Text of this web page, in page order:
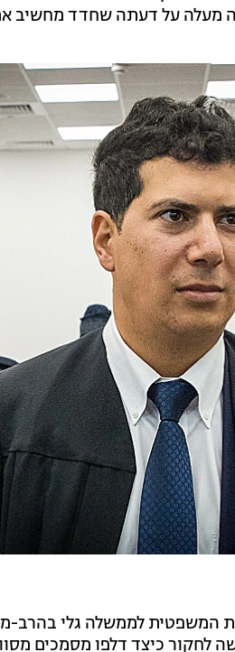
מעלה על דעתה שחדד מחשיב
המשפטית לממשלה גלי בהרב-
לחקור כיצד דלפו מסמכים